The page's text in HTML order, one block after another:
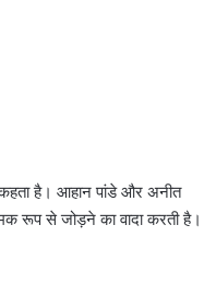
है। आहान पांडे और अनीत
रूप से जोड़ने का वादा करती है।